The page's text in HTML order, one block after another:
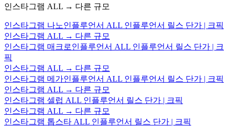
인스타그램 ALL → 다른 규모
인스타그램 나노인플루언서 ALL 인플루언서 릴스 단가 | 크픽
인스타그램 ALL → 다른 규모
인스타그램 매크로인플루언서 ALL 인플루언서 릴스 단가 | 크
픽
인스타그램 ALL → 다른 규모
인스타그램 메가인플루언서 ALL 인플루언서 릴스 단가 | 크픽
인스타그램 ALL → 다른 규모
인스타그램 셀럽 ALL 인플루언서 릴스 단가 | 크픽
인스타그램 ALL → 다른 규모
인스타그램 톱스타 ALL 인플루언서 릴스 단가 | 크픽